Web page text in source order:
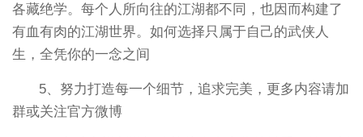
各藏绝学。每个人所向往的江湖都不同，也因而构建了
有血有肉的江湖世界。如何选择只属于自己的武侠人
生，全凭你的一念之间
5、努力打造每一个细节，追求完美，更多内容请加
群或关注官方微博